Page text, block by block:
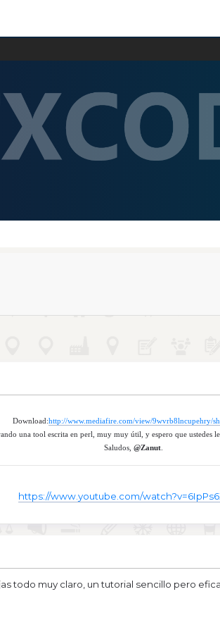
Download:http://www.mediafire.com/view/9wvrb8lncupehry/
una tool escrita en perl, muy muy útil, y espero que ustedes
Saludos, @Zanut
https://www.youtube.com/
todo muy claro, un tutorial sencillo pero